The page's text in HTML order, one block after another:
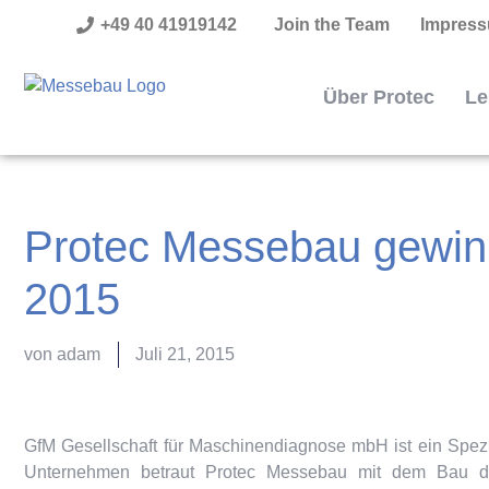
+49 40 41919142 Join the Team
Über Protec
Protec Messebau
2015
von adam Juli 21, 2015
GfM Gesellschaft für Maschinendiagnose mbH ist ein
Unternehmen betraut Protec Messebau mit dem